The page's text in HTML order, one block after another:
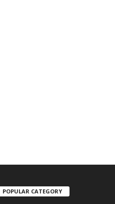
POPULAR CATEGORY